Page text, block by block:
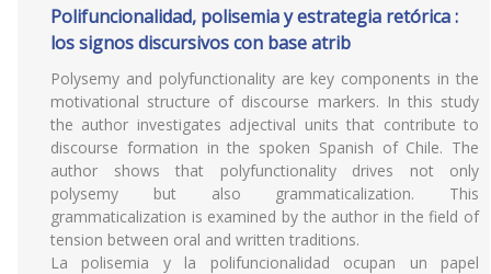
Polifuncionalidad, polisemia y estrategia retórica :
los signos discursivos con base atrib
Polysemy and polyfunctionality are key components in the
motivational structure of discourse markers. In this study
the author investigates adjectival units that contribute to
discourse formation in the spoken Spanish of Chile. The
author shows that polyfunctionality drives not only
polysemy but also grammaticalization. This
grammaticalization is examined by the author in the field of
tension between oral and written traditions.
La polisemia y la polifuncionalidad ocupan un papel